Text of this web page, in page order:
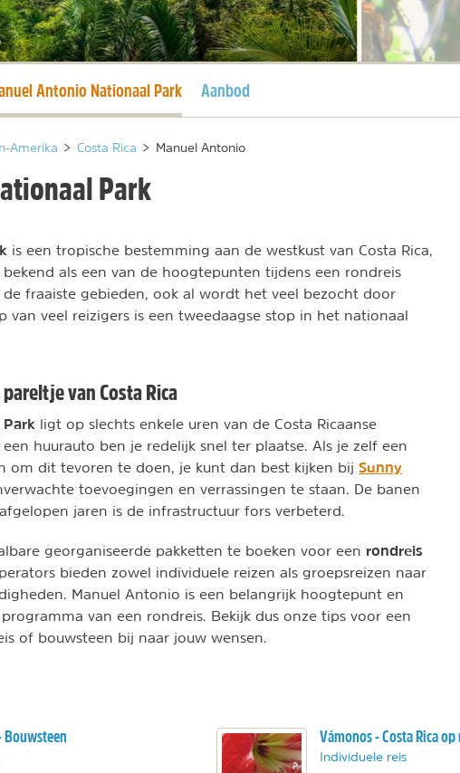
pagina
Antonio Nationaal Park Aanbod
Amerika > Costa Rica > Manuel Antonio
Park
is een tropische bestemming aan de westkust van Costa Rica,
bekend als een van de hoogtepunten tijdens een rondreis
fraaiste gebieden, ook al wordt het veel bezocht door
van veel reizigers is een tweedaagse stop in het nationaal
van Costa Rica
ligt op slechts enkele uren van de Costa Ricaanse
huurauto ben je redelijk snel ter plaatse. Als je zelf een
om dit tevoren te doen, je kunt dan best kijken bij Sunny
toevoegingen en verrassingen te staan. De banen
jaren is de infrastructuur fors verbeterd.
georganiseerde pakketten te boeken voor een rondreis
bieden zowel individuele reizen als groepsreizen naar
Manuel Antonio is een belangrijk hoogtepunt en
van een rondreis. Bekijk dus onze tips voor een
of bouwsteen bij naar jouw wensen.
Bouwsteen Vámonos - Costa Rica op
Individuele reis